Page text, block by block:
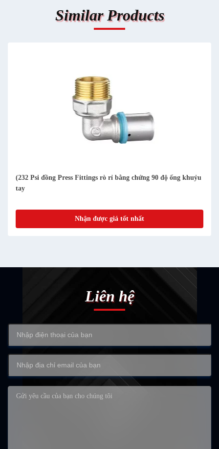
Similar Products
(232 Psi đồng Press Fittings rò rỉ bằng chứng 90 độ ống khuỷu
tay
Nhận được giá tốt nhất
Liên hệ